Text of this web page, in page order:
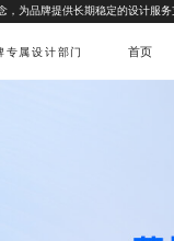
为品牌提供长期稳定的设计服务
专属设计部门 首页